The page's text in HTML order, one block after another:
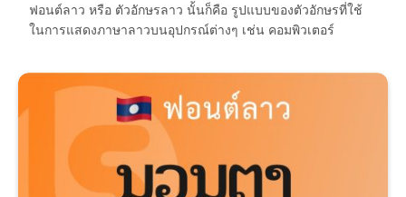
ฟอนต์ลาว หรือ ตัวอักษรลาว นั้นก็คือ รูปแบบของตัวอักษรที่ใช้
ในการแสดงภาษาลาวบนอุปกรณ์ต่างๆ เช่น คอมพิวเตอร์